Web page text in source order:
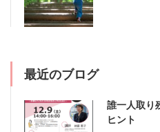
最近のブログ
誰一人取り
ヒント